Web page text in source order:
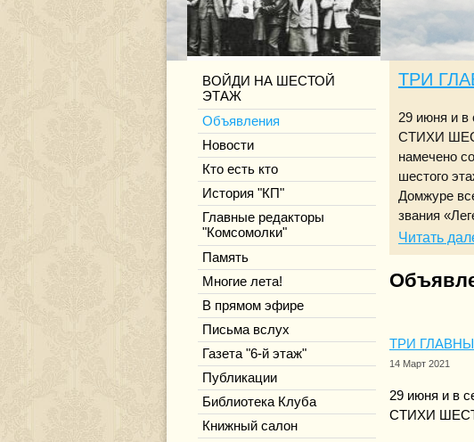
ВОЙДИ НА ШЕСТОЙ
ЭТАЖ
Объявления
Новости
Кто есть кто
История "КП"
Главные редакторы
"Комсомолки"
Память
Многие лета!
В прямом эфире
Письма вслух
Газета "6-й этаж"
Публикации
Библиотека Клуба
Книжный салон
ТРИ
29 июня и в
СТИХИ
намечено
шестого
Домжуре
звания
Читать
ТРИ
14 Март 2021
29 июня и в
СТИХИ